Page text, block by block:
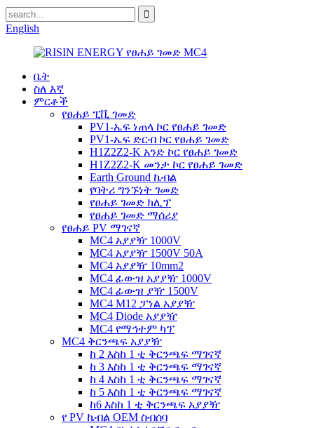
English
ቤት
ስለ እኛ
ምርቶች
የፀሐይ ፒቪ ገመድ
PV1-ኤፍ ነጠላ ኮር የፀሐይ ገመድ
PV1-ኤፍ ድርብ ኮር የፀሐይ ገመድ
H1Z2Z2-K አንድ ኮር የፀሐይ ገመድ
H1Z2Z2-K መንታ ኮር የፀሐይ ገመድ
Earth Ground ኬብል
የባትሪ ግንኙነት ገመድ
የፀሐይ ገመድ ክሊፕ
የፀሐይ ገመድ ማሰሪያ
የፀሐይ PV ማገናኛ
MC4 አያያዥ 1000V
MC4 አያያዥ 1500V 50A
MC4 አያያዥ 10mm2
MC4 ፊውዝ አያያዥ 1000V
MC4 ፊውዝ ያዥ 1500V
MC4 M12 ፓነል አያያዥ
MC4 Diode አያያዥ
MC4 የማኅተም ካፕ
MC4 ቅርንጫፍ አያያዥ
ከ 2 እስከ 1 ቲ ቅርንጫፍ ማገናኛ
ከ 3 እስከ 1 ቲ ቅርንጫፍ ማገናኛ
ከ 4 እስከ 1 ቲ ቅርንጫፍ ማገናኛ
ከ 5 እስከ 1 ቲ ቅርንጫፍ ማገናኛ
ከ6 እስከ 1 ቲ ቅርንጫፍ አያያዥ
የ PV ኬብል OEM ስብሰባ